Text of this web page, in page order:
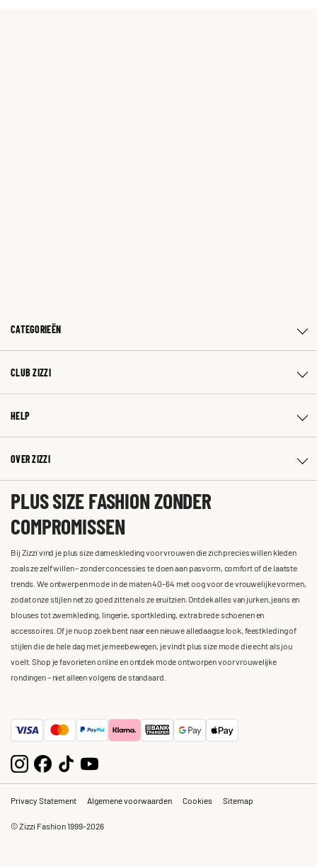
CATEGORIEËN
CLUB ZIZZI
HELP
OVER ZIZZI
PLUS SIZE FASHION ZONDER
COMPROMISSEN
Bij Zizzi vind je plus size dameskleding voor vrouwen die zich precies willen kleden
zoals ze zelf willen – zonder concessies te doen aan pasvorm, comfort of de laatste
trends. We ontwerpen mode in de maten 40-64 met oog voor de vrouwelijke vormen,
zodat onze stijlen net zo goed zitten als ze eruitzien. Ontdek alles van jurken, jeans en
blouses tot zwemkleding, lingerie, sportkleding, extra brede schoenen en
accessoires. Of je nu op zoek bent naar een nieuwe alledaagse look, feestkleding of
stijlen die de hele dag met je meebewegen, je vindt plus size mode die echt als jou
voelt. Shop je favorieten online en ontdek mode ontworpen voor vrouwelijke
rondingen – niet alleen volgens de standaard.
Privacy Statement Algemene voorwaarden Cookies Sitemap
© Zizzi Fashion 1999-2026